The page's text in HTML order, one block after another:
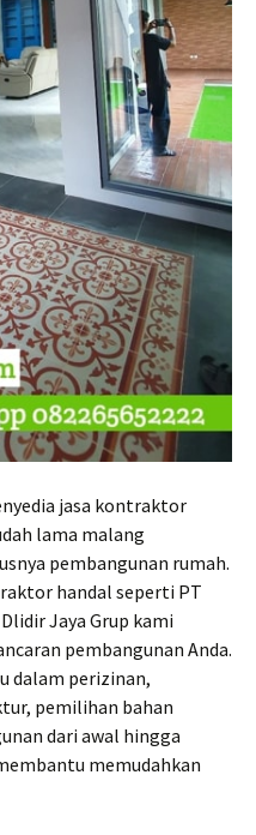
jasa kontraktor
lama malang
pembangunan rumah.
handal seperti PT
Jaya Grup kami
pembangunan Anda.
dalam perizinan,
pemilihan bahan
dari awal hingga
memudahkan